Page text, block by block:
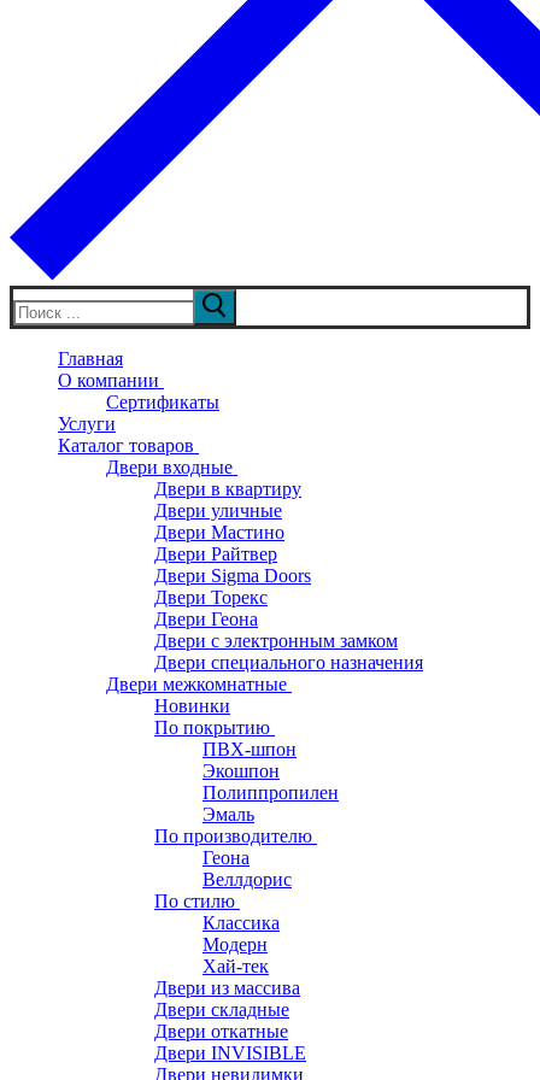
Искать:
Главная
О компании
Сертификаты
Услуги
Каталог товаров
Двери входные
Двери в квартиру
Двери уличные
Двери Мастино
Двери Райтвер
Двери Sigma Doors
Двери Торекс
Двери Геона
Двери с электронным замком
Двери специального назначения
Двери межкомнатные
Новинки
По покрытию
ПВХ-шпон
Экошпон
Полиппропилен
Эмаль
По производителю
Геона
Веллдорис
По стилю
Классика
Модерн
Хай-тек
Двери из массива
Двери складные
Двери откатные
Двери INVISIBLE
Двери невидимки